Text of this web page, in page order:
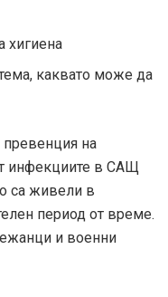
хигиена
каквато може да
на
инфекциите в САЩ
са живели в
период от време.
и военни